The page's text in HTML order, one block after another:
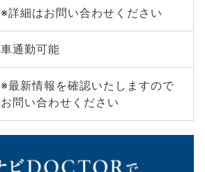
※詳細はお問い合わせください
車通勤可能
※最新情報を確認いたしますので
お問い合わせください